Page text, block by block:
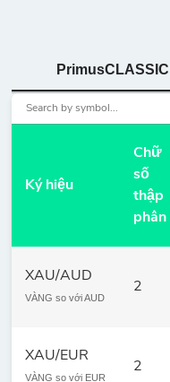
PrimusCLASSIC
Ký hiệu
Chữ
số
thập
phân
XAU/AUD
VÀNG so với AUD
2
XAU/EUR
VÀNG so với EUR
2